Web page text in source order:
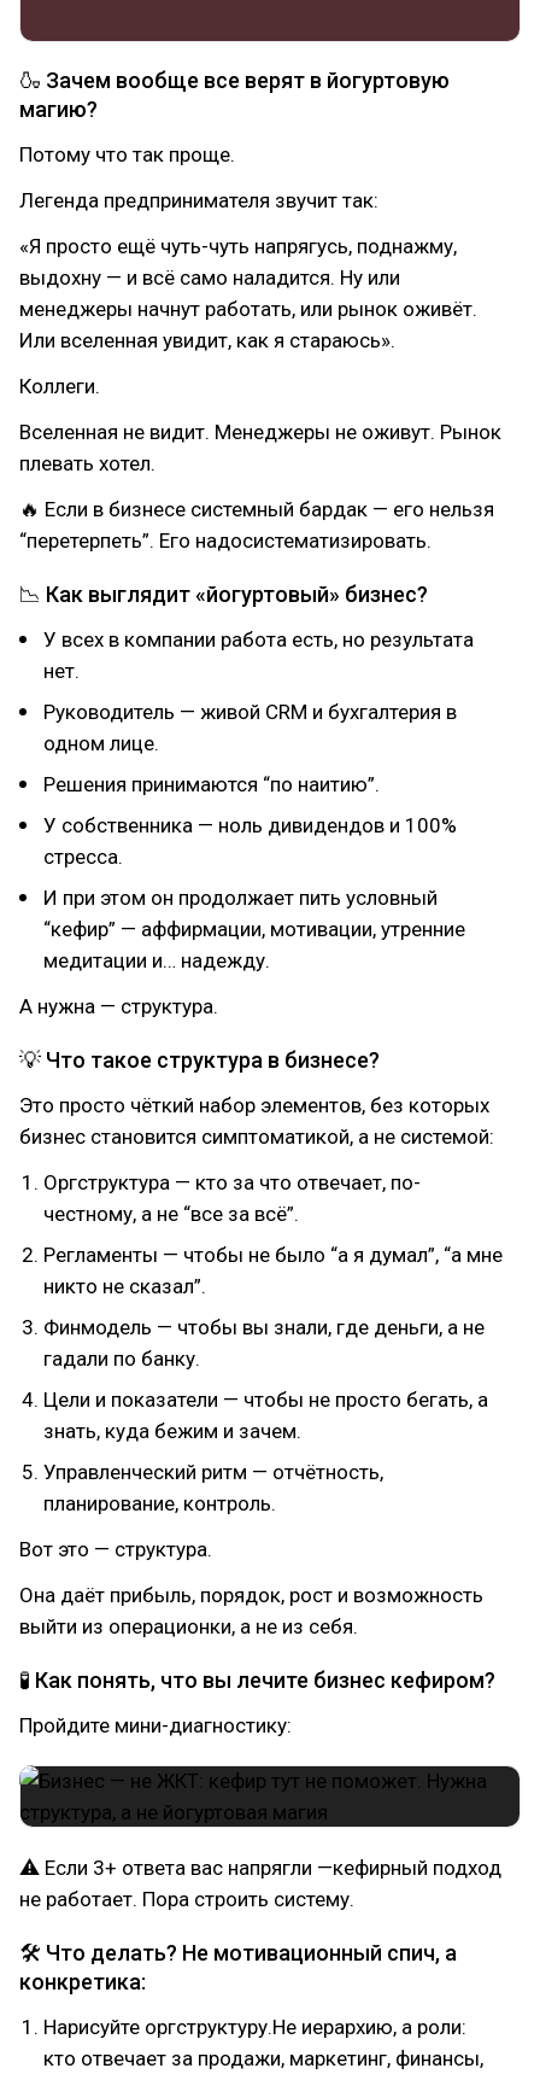
🍶 Зачем вообще все верят в йогуртовую
магию?
Потому что так проще.
Легенда предпринимателя звучит так:
«Я просто ещё чуть-чуть напрягусь, поднажму,
выдохну — и всё само наладится. Ну или
менеджеры начнут работать, или рынок оживёт.
Или вселенная увидит, как я стараюсь».
Коллеги.
Вселенная не видит. Менеджеры не оживут. Рынок
плевать хотел.
🔥 Если в бизнесе системный бардак — его нельзя
“перетерпеть”. Его надосистематизировать.
📉 Как выглядит «йогуртовый» бизнес?
У всех в компании работа есть, но результата
нет.
Руководитель — живой CRM и бухгалтерия в
одном лице.
Решения принимаются “по наитию”.
У собственника — ноль дивидендов и 100%
стресса.
И при этом он продолжает пить условный
“кефир” — аффирмации, мотивации, утренние
медитации и… надежду.
А нужна — структура.
💡 Что такое структура в бизнесе?
Это просто чёткий набор элементов, без которых
бизнес становится симптоматикой, а не системой:
Оргструктура — кто за что отвечает, по-
честному, а не “все за всё”.
Регламенты — чтобы не было “а я думал”, “а мне
никто не сказал”.
Финмодель — чтобы вы знали, где деньги, а не
гадали по банку.
Цели и показатели — чтобы не просто бегать, а
знать, куда бежим и зачем.
Управленческий ритм — отчётность,
планирование, контроль.
Вот это — структура.
Она даёт прибыль, порядок, рост и возможность
выйти из операционки, а не из себя.
🧪 Как понять, что вы лечите бизнес кефиром?
Пройдите мини-диагностику:
⚠ Если 3+ ответа вас напрягли —кефирный подход
не работает. Пора строить систему.
🛠 Что делать? Не мотивационный спич, а
конкретика:
Нарисуйте оргструктуру.Не иерархию, а роли:
кто отвечает за продажи, маркетинг, финансы,